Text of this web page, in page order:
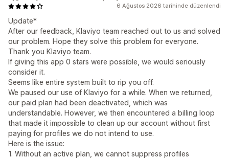
6 Ağustos 2026 tarihinde düzenlendi
Update*
After our feedback, Klaviyo team reached out to us and solved
our problem. Hope they solve this problem for everyone.
Thank you Klaviyo team.
If giving this app 0 stars were possible, we would seriously
consider it.
Seems like entire system built to rip you off.
We paused our use of Klaviyo for a while. When we returned,
our paid plan had been deactivated, which was
understandable. However, we then encountered a billing loop
that made it impossible to clean up our account without first
paying for profiles we do not intend to use.
Here is the issue:
1. Without an active plan, we cannot suppress profiles